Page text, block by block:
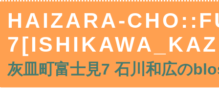
HAIZARA-
灰皿町富士見7 石川和広の